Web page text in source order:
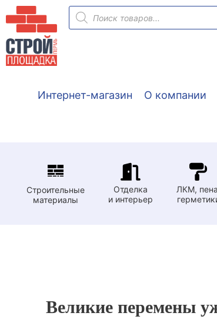
Перейти
содержимому
Поиск
товаров
Интернет-магазин О компании
Строительные
материалы
Отделка
и интерьер
ЛКМ,
Великие перемены